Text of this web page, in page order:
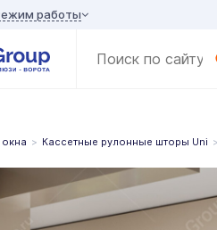
работы
Кассетные рулонные шторы Uni